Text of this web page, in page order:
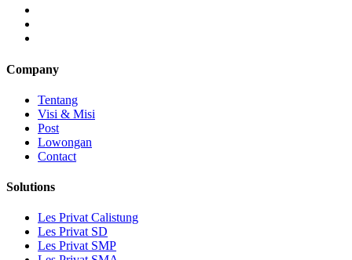
Company
Tentang
Visi & Misi
Post
Lowongan
Contact
Solutions
Les Privat Calistung
Les Privat SD
Les Privat SMP